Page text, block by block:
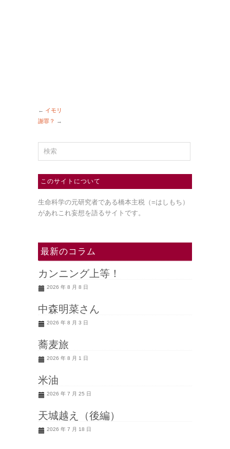
← イモリ
謝罪？
→
このサイトについて
生命科学の元研究者である橋本主税（=はしもち）
があれこれ妄想を語るサイトです。
最新のコラム
カンニング上等！
2026 年 8 月 8 日
中森明菜さん
2026 年 8 月 3 日
蕎麦旅
2026 年 8 月 1 日
米油
2026 年 7 月 25 日
天城越え（後編）
2026 年 7 月 18 日